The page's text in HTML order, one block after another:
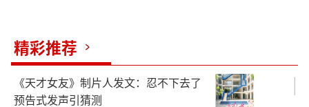
精彩推荐
《天才女友》制片人发文：忍不下去了
预告式发声引猜测